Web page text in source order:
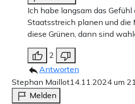
Ich habe langsam das Gefühl
Staatsstreich planen und die
diese Grünen, dann sind
2
Antworten
Stephan Maillot14.11.2024 um
Melden